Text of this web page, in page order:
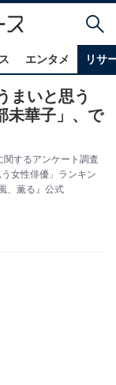
エンタメ リサ
まいと思う
未華子」、で
するアンケート調査
女性俳優」ランキン
、薫る』公式